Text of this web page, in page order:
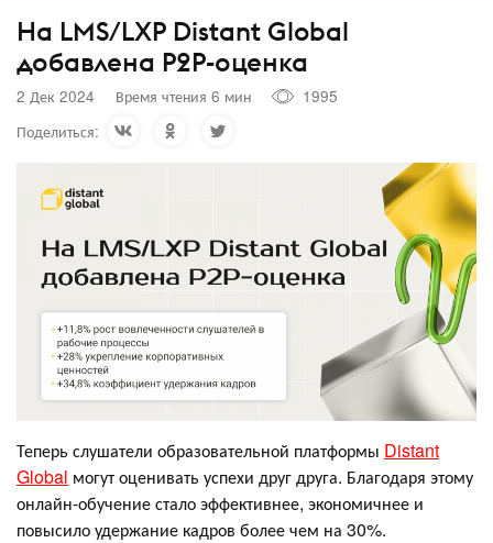
На LMS/LXP Distant Global
добавлена P2P-оценка
2 Дек 2024 Время чтения 6 мин
1995
Поделиться:
Теперь слушатели образовательной платформы Distant
Global могут оценивать успехи друг друга. Благодаря этому
онлайн-обучение стало эффективнее, экономичнее и
повысило удержание кадров более чем на 30%.